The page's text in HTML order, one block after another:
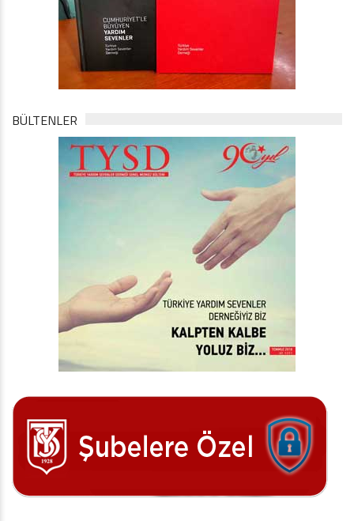
BÜLTENLER